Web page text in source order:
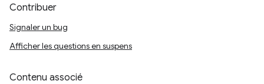
Contribuer
Signaler un bug
Afficher les questions en suspens
Contenu associé